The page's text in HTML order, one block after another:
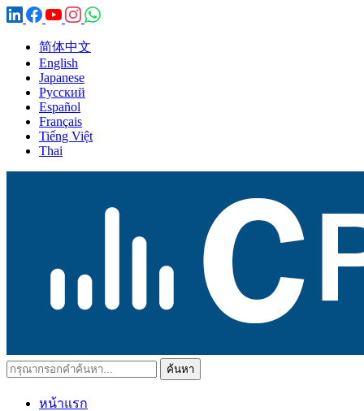
简体中文
English
Japanese
Русский
Español
Français
Tiếng Việt
Thai
หน้าแรก